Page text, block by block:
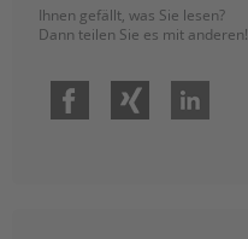
Ihnen gefällt, was Sie lesen?
Dann teilen Sie es mit anderen!
Facebook